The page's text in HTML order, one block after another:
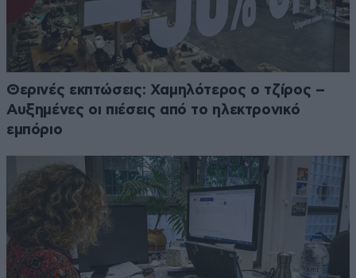
Θερινές εκπτώσεις: Χαμηλότερος ο τζίρος –
Αυξημένες οι πιέσεις από το ηλεκτρονικό
εμπόριο